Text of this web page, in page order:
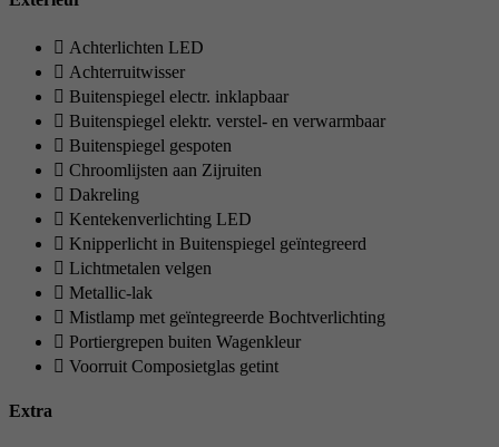
Achterlichten LED
Achterruitwisser
Buitenspiegel electr. inklapbaar
Buitenspiegel elektr. verstel- en verwarmbaar
Buitenspiegel gespoten
Chroomlijsten aan Zijruiten
Dakreling
Kentekenverlichting LED
Knipperlicht in Buitenspiegel geïntegreerd
Lichtmetalen velgen
Metallic-lak
Mistlamp met geïntegreerde Bochtverlichting
Portiergrepen buiten Wagenkleur
Voorruit Composietglas getint
Extra